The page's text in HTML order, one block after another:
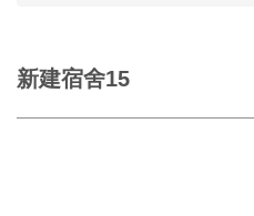
新建宿舍15